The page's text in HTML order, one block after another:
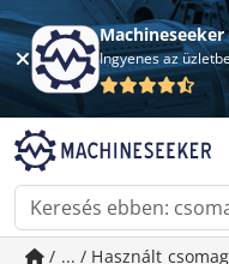
Machineseeker
Ingyenes az
/ ... / Használt